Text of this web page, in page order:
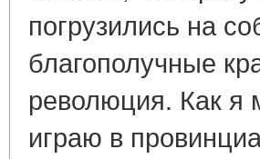
погрузились на
благополучные
революция. Как я
играю в